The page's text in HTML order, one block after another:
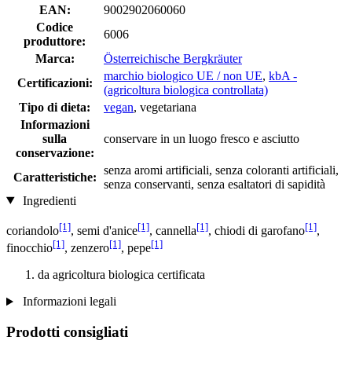
EAN:
9002902060060
Codice
produttore:
6006
Marca:
Österreichische Bergkräuter
Certificazioni:
marchio biologico UE / non UE, kbA -
(agricoltura biologica controllata)
Tipo di dieta:
vegan, vegetariana
Informazioni
sulla
conservazione:
conservare in un luogo fresco e asciutto
Caratteristiche:
senza aromi artificiali, senza coloranti artificiali,
senza conservanti, senza esaltatori di sapidità
Ingredienti
coriandolo[1], semi d'anice[1], cannella[1], chiodi di garofano[1],
finocchio[1], zenzero[1], pepe[1]
da agricoltura biologica certificata
Informazioni legali
Prodotti consigliati